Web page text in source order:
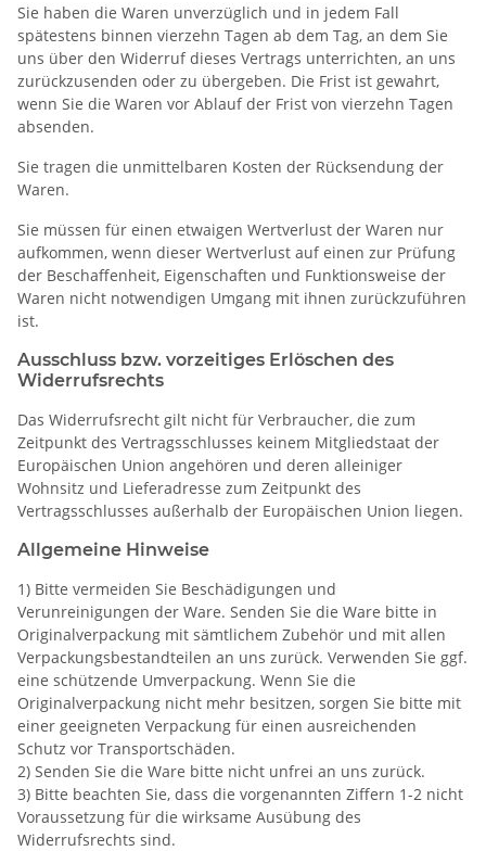
Sie haben die Waren unverzüglich und in jedem Fall
spätestens binnen vierzehn Tagen ab dem Tag, an dem Sie
uns über den Widerruf dieses Vertrags unterrichten, an uns
zurückzusenden oder zu übergeben. Die Frist ist gewahrt,
wenn Sie die Waren vor Ablauf der Frist von vierzehn Tagen
absenden.
Sie tragen die unmittelbaren Kosten der Rücksendung der
Waren.
Sie müssen für einen etwaigen Wertverlust der Waren nur
aufkommen, wenn dieser Wertverlust auf einen zur Prüfung
der Beschaffenheit, Eigenschaften und Funktionsweise der
Waren nicht notwendigen Umgang mit ihnen zurückzuführen
ist.
Ausschluss bzw. vorzeitiges Erlöschen des
Widerrufsrechts
Das Widerrufsrecht gilt nicht für Verbraucher, die zum
Zeitpunkt des Vertragsschlusses keinem Mitgliedstaat der
Europäischen Union angehören und deren alleiniger
Wohnsitz und Lieferadresse zum Zeitpunkt des
Vertragsschlusses außerhalb der Europäischen Union liegen.
Allgemeine Hinweise
1) Bitte vermeiden Sie Beschädigungen und
Verunreinigungen der Ware. Senden Sie die Ware bitte in
Originalverpackung mit sämtlichem Zubehör und mit allen
Verpackungsbestandteilen an uns zurück. Verwenden Sie ggf.
eine schützende Umverpackung. Wenn Sie die
Originalverpackung nicht mehr besitzen, sorgen Sie bitte mit
einer geeigneten Verpackung für einen ausreichenden
Schutz vor Transportschäden.
2) Senden Sie die Ware bitte nicht unfrei an uns zurück.
3) Bitte beachten Sie, dass die vorgenannten Ziffern 1-2 nicht
Voraussetzung für die wirksame Ausübung des
Widerrufsrechts sind.